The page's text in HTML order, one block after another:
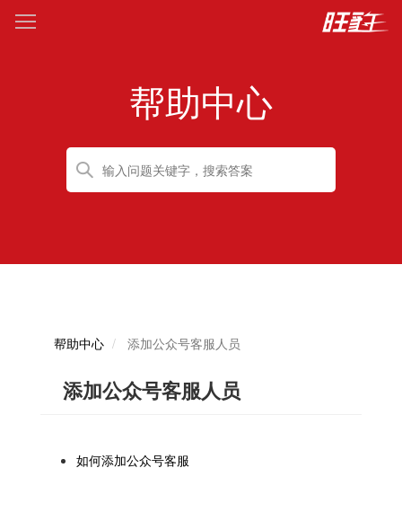
帮助中心
帮助中心 添加公众号客服人员
添加公众号客服人员
如何添加公众号客服